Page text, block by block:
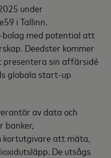
under
i Tallinn.
med potential att
Deedster kommer
sin affärsidé
globala start-up
av data och
banker,
kortutgivare att mäta,
De utsågs